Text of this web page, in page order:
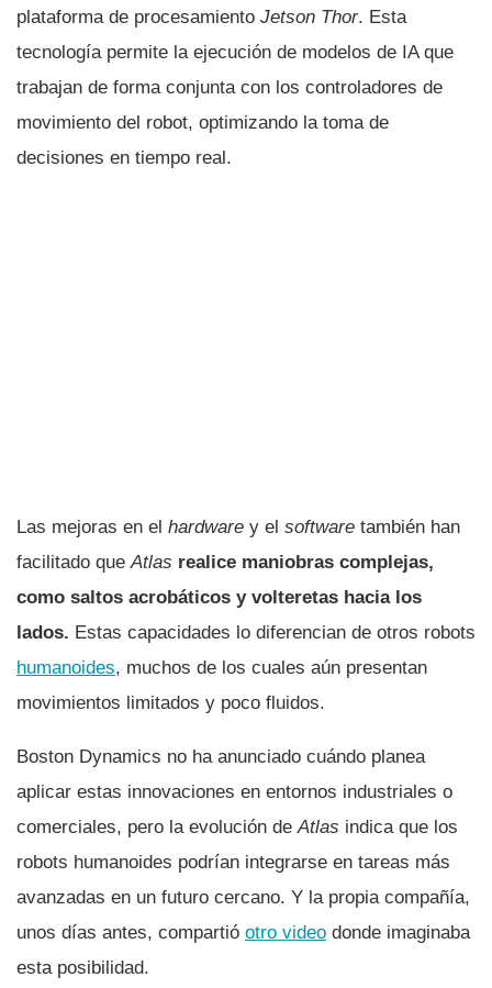
plataforma de procesamiento Jetson Thor. Esta
tecnología permite la ejecución de modelos de IA que
trabajan de forma conjunta con los controladores de
movimiento del robot, optimizando la toma de
decisiones en tiempo real.
Las mejoras en el hardware y el software también han
facilitado queAtlas realice maniobras complejas,
como saltos acrobáticos y volteretas hacia los
lados. Estas capacidades lo diferencian de otros robots
humanoides, muchos de los cuales aún presentan
movimientos limitados y poco fluidos.
Boston Dynamics no ha anunciado cuándo planea
aplicar estas innovaciones en entornos industriales o
comerciales, pero la evolución deAtlas indica que los
robots humanoides podrían integrarse en tareas más
avanzadas en un futuro cercano. Y la propia compañía,
unos días antes, compartió otro video donde imaginaba
esta posibilidad.